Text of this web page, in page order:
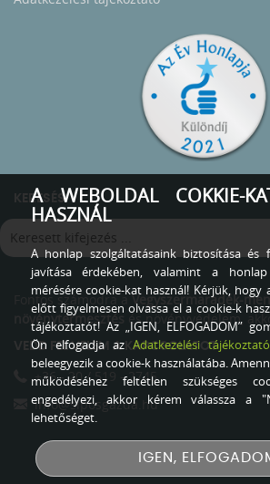
KERESÉS
Fontos számodra aVegyszermaradék-
növénytermesztés és növényvédelem,
VEDD FEL VELEM A KAPCSOLATOT
+36 - 20 / 519 - 2745
info@siposgazda.hu
A WEBOLDAL COKKIE-
HASZNÁL
A honlap szolgáltatásaink biztosítása és
javítása érdekében, valamint a honlap
mérésére cookie-kat használ! Kérjük, hogy
előtt figyelmesen olvassa el a cookie-k
tájékoztatót! Az „IGEN, ELFOGADOM”
Ön elfogadja azAdatkezelési tájékoztató
beleegyezik a cookie-k használatába.
működéséhez feltétlen szükséges
engedélyezi, akkor kérem válassza a
lehetőséget.
IGEN,